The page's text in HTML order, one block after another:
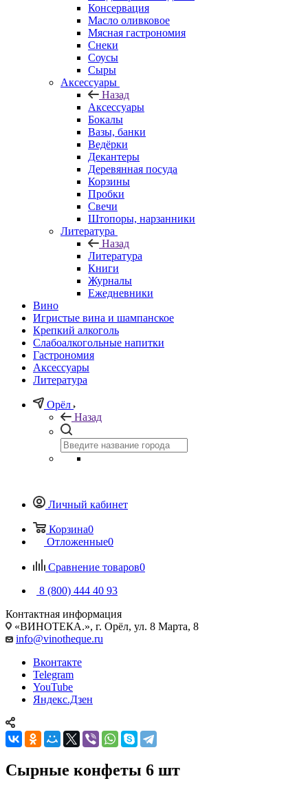
Консервация
Масло оливковое
Мясная гастрономия
Снеки
Соусы
Сыры
Аксессуары
Назад
Аксессуары
Бокалы
Вазы, банки
Ведёрки
Декантеры
Деревянная посуда
Корзины
Пробки
Свечи
Штопоры, нарзанники
Литература
Назад
Литература
Книги
Журналы
Ежедневники
Вино
Игристые вина и шампанское
Крепкий алкоголь
Слабоалкогольные напитки
Гастрономия
Аксессуары
Литература
Орёл
Назад
Личный кабинет
Корзина0
Отложенные0
Сравнение товаров0
8 (800) 444 40 93
Контактная информация
«ВИНОТЕКА.», г. Орёл, ул. 8 Марта, 8
info@vinotheque.ru
Вконтакте
Telegram
YouTube
Яндекс.Дзен
Сырные конфеты 6 шт